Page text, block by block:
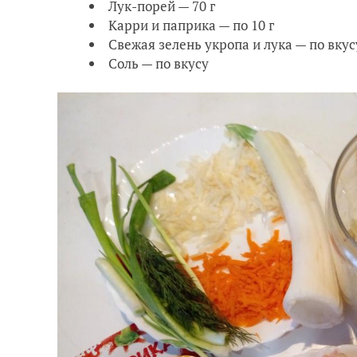
Лук-порей — 70 г
Карри и паприка — по 10 г
Свежая зелень укропа и лука — по
Соль — по вкусу